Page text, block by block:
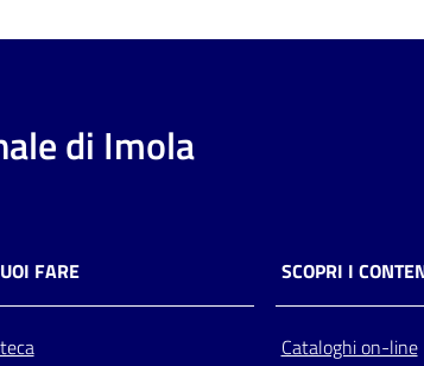
di Imola
FARE SCOPRI I
Cataloghi on-line